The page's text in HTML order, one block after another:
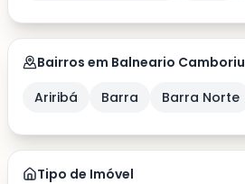
Bairros em Balneario Camboriu
Ariribá
Barra Barra Norte
Tipo de Imóvel